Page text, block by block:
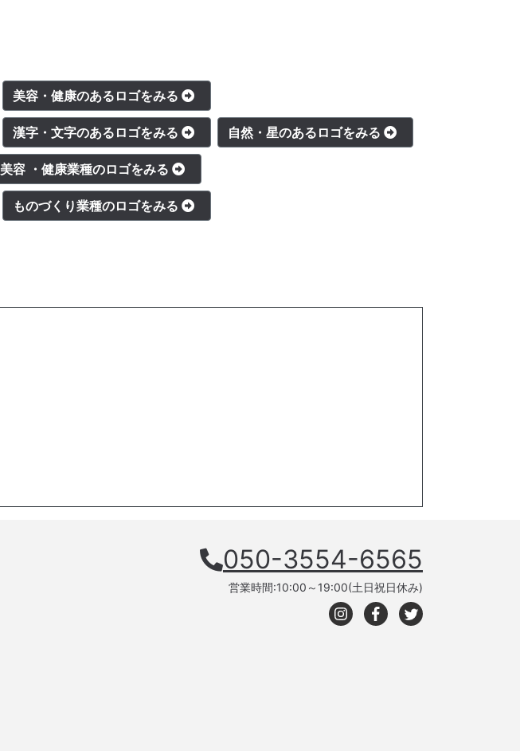
美容・健康のあるロゴをみる
漢字・文字のあるロゴをみる 自然・星のあるロゴをみる
美容 ・健康業種のロゴをみる
ものづくり業種のロゴをみる
050-3554-6565
営業時間:10:00～19:00(土日祝日休み)